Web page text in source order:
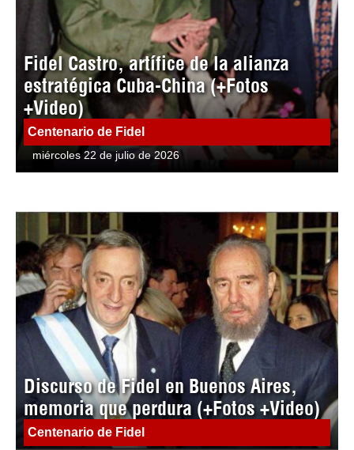
Fidel Castro, artífice de la alianza
estratégica Cuba-China (+Fotos
+Video)
Centenario de Fidel
miércoles 22 de julio de 2026
Discurso de Fidel en Buenos Aires,
memoria que perdura (+Fotos +Video)
Centenario de Fidel